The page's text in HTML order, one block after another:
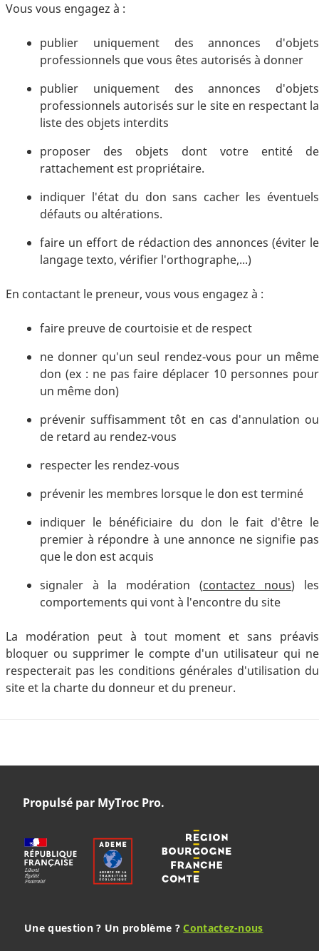
Vous vous engagez à :
publier uniquement des annonces d'objets
professionnels que vous êtes autorisés à donner
publier uniquement des annonces d'objets
professionnels autorisés sur le site en respectant la
liste des objets interdits
proposer des objets dont votre entité de
rattachement est propriétaire.
indiquer l'état du don sans cacher les éventuels
défauts ou altérations.
faire un effort de rédaction des annonces (éviter le
langage texto, vérifier l'orthographe,...)
En contactant le preneur, vous vous engagez à :
faire preuve de courtoisie et de respect
ne donner qu'un seul rendez-vous pour un même
don (ex : ne pas faire déplacer 10 personnes pour
un même don)
prévenir suffisamment tôt en cas d'annulation ou
de retard au rendez-vous
respecter les rendez-vous
prévenir les membres lorsque le don est terminé
indiquer le bénéficiaire du don le fait d'être le
premier à répondre à une annonce ne signifie pas
que le don est acquis
signaler à la modération (contactez nous) les
comportements qui vont à l'encontre du site
La modération peut à tout moment et sans préavis
bloquer ou supprimer le compte d'un utilisateur qui ne
respecterait pas les conditions générales d'utilisation du
site et la charte du donneur et du preneur.
Propulsé par MyTroc Pro.
Une question ? Un problème ?Contactez-nous